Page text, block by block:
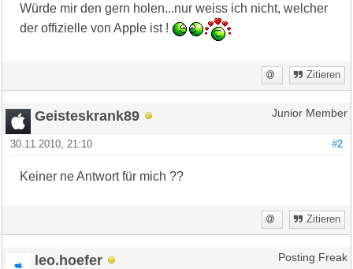
Würde mir den gern holen...nur weiss ich nicht, welcher
der offizielle von Apple ist !
Zitieren
Geisteskrank89 Junior Member
#2
30.11.2010, 21:10
Keiner ne Antwort für mich ??
Zitieren
leo.hoefer Posting Freak